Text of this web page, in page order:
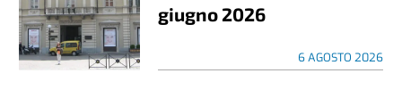
giugno 2026
6 AGOSTO 2026